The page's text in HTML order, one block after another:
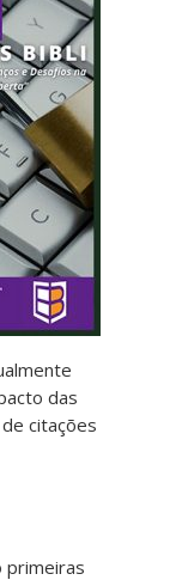
das
citações
primeiras